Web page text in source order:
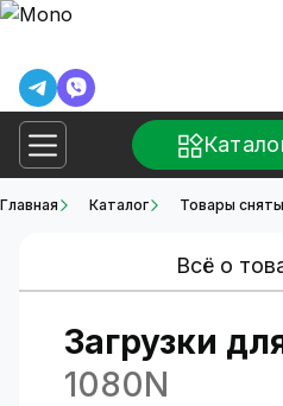
Главная Каталог Товары
Всё о
Загрузки
1080N